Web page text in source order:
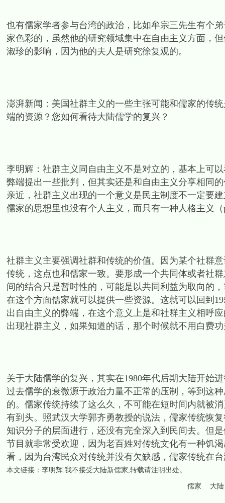
也有儒家学者参与台湾的政治，比如牟宗三先生有个
家色彩的，虽然他的研究领域集中在自由主义方面，
淑珍的影响，因为他的夫人是研究徐复观的。
澎湃新闻：美国社群主义的一些主张可能和儒家的传
端的资源？您如何看待大陆儒学的复兴？
李明辉：社群主义同自由主义不是对立的，基本上可
弊端提出一些批判，但其实还是和自由主义分享相同
亲近，社群主义出现的一个意义是民主制度不一定要
儒家的思想里也没有个人主义，而只有一种人格主义（
社群主义主要强调社群和传统的价值。因为某个社群
传统，这点也和儒家一致。要形成一个共同体或者社
间的结合只是暂时性的，可能是以共同利益为取向的
在这个方面儒家就可以提供一些资源。这就可以回到
出自由主义的弊端，在这个意义上是和社群主义相呼
出现社群主义，如果知道的话，那个时候就不用白费
关于大陆儒学的复兴，其实在1980年代后期大陆开始
过去儒学的衰微源于政治力量不正常的压制，等到这
的。儒家传统持续了这么久，不可能在短时间内就被
有到头。照武汉大学郭齐勇教授的说法，儒家传统恢
知识分子的层面进行，还没有完全深入到民间去。但
节目就非常受欢迎，因为老百姓对传统文化有一种饥
看，因为台湾民众对传统并没有欠缺感，儒家传统在
本文链接： 李明辉:我不接受大陆新儒家,转载请注明出处。
儒家 大陆